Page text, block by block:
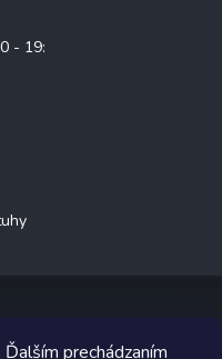
prechádzaním
- 19: